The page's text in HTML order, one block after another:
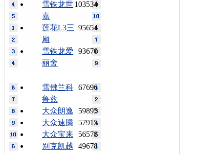
103534
雪铁龙世
嘉
95654
莲花L3三
厢
93670
雪铁龙爱
丽舍
67696
雪佛兰科
鲁兹
59895
大众朗逸
57915
大众速腾
56578
大众宝来
49678
别克凯越